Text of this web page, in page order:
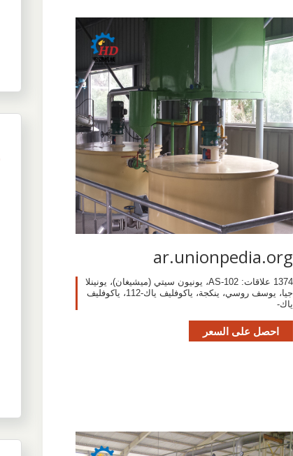
ar.unionpedia.org
1374 علاقات: AS-102، يونيون سيتي (ميشيغان)، يونينلا
جيا، يوسف روسي، ينكجة، ياكوفليف ياك-112، ياكوفليف
ياك-
احصل على السعر